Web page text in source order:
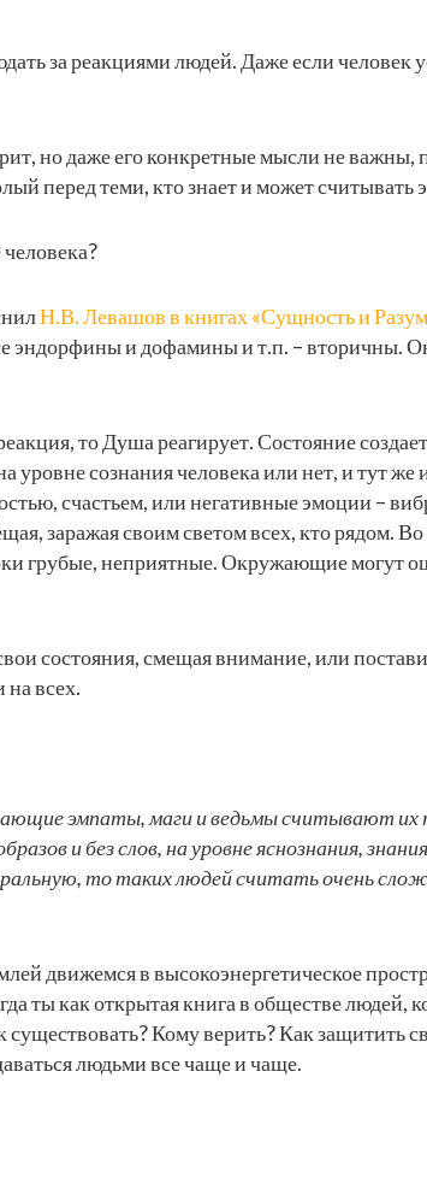
за реакциями людей. Даже если человек
но даже его конкретные мысли не важны,
перед теми, кто знает и может считывать
Н.В. Левашов в книгах «Сущность и
эндорфины и дофамины и т.п. – вторичны.
то Душа реагирует. Состояние
уровне сознания человека или нет, и тут же
счастьем, или негативные эмоции –
заражая своим светом всех, кто рядом. Во
грубые, неприятные. Окружающие могут
состояния, смещая внимание, или
на всех.
эмпаты, маги и ведьмы считывают их
и без слов, на уровне яснознания,
то таких людей считать очень
движемся в высокоэнергетическое
ты как открытая книга в обществе людей,
Кому верить? Как защитить
людьми все чаще и чаще.